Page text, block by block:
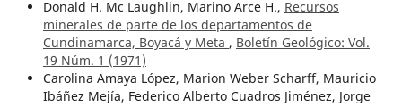
Donald H. Mc Laughlin, Marino Arce H., Recursos
minerales de parte de los departamentos de
Cundinamarca, Boyacá y Meta , Boletín Geológico: Vol.
19 Núm. 1 (1971)
Carolina Amaya López, Marion Weber Scharff, Mauricio
Ibáñez Mejía, Federico Alberto Cuadros Jiménez, Jorge